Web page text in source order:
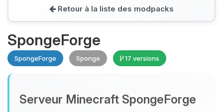
Retour à la liste des modpacks
SpongeForge
SpongeForge Sponge 17 versions
Serveur Minecraft SpongeForge